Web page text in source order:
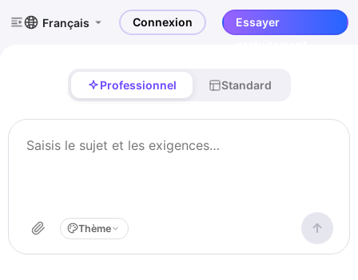
Français Connexion
Essayer
Professionnel Standard
Thème